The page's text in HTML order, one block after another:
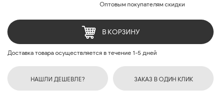
Оптовым покупателям скидки
В КОРЗИНУ
Доставка товара осуществляется в течение 1-5 дней
НАШЛИ ДЕШЕВЛЕ? ЗАКАЗ В ОДИН КЛИК